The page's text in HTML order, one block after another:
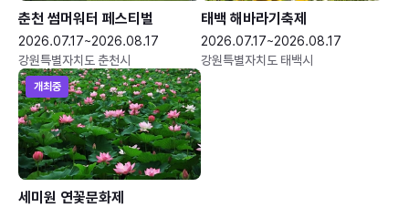
춘천 썸머워터 페스티벌
2026.07.17~2026.08.17
강원특별자치도 춘천시
태백 해바라기축제
2026.07.17~2026.08.17
강원특별자치도 태백시
개최중
세미원 연꽃문화제